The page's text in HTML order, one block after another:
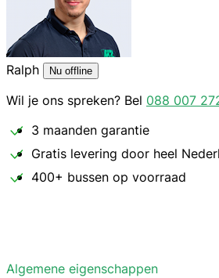
Algemene eigenschappen
Ralph Nu offline
Wil je ons spreken? Bel 088 007
3 maanden garantie
Gratis levering door heel
400+ bussen op voorraad